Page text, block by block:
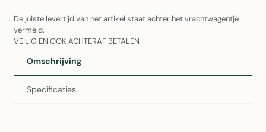
De juiste levertijd van het artikel staat achter het vrachtwagentje
vermeld.
VEILIG EN OOK ACHTERAF BETALEN
Omschrijving
Specificaties